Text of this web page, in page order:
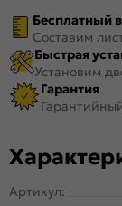
Бесплатный
Составим
Быстрая
Установим
Гарантия
Артикул: